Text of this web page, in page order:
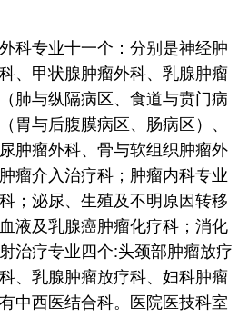
科专业十一个：分别是神经肿
、甲状腺肿瘤外科、乳腺肿瘤
肺与纵隔病区、食道与贲门病
胃与后腹膜病区、肠病区）、
肿瘤外科、骨与软组织肿瘤外
瘤介入治疗科；肿瘤内科专业
；泌尿、生殖及不明原因转移
液及乳腺癌肿瘤化疗科；消化
治疗专业四个:头颈部肿瘤放疗
、乳腺肿瘤放疗科、妇科肿瘤
中西医结合科。医院医技科室